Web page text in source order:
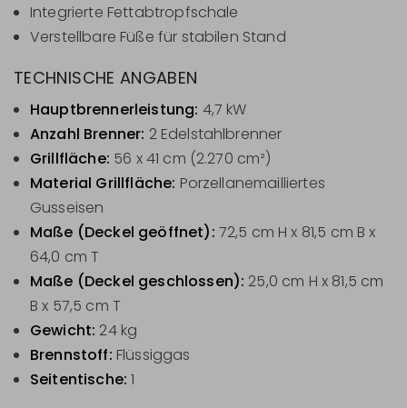
Integrierte Fettabtropfschale
Verstellbare Füße für stabilen Stand
TECHNISCHE ANGABEN
Hauptbrennerleistung: 4,7 kW
Anzahl Brenner: 2 Edelstahlbrenner
Grillfläche: 56 x 41 cm (2.270 cm²)
Material Grillfläche: Porzellanemailliertes
Gusseisen
Maße (Deckel geöffnet): 72,5 cm H x 81,5 cm B x
64,0 cm T
Maße (Deckel geschlossen): 25,0 cm H x 81,5 cm
B x 57,5 cm T
Gewicht: 24 kg
Brennstoff: Flüssiggas
Seitentische: 1